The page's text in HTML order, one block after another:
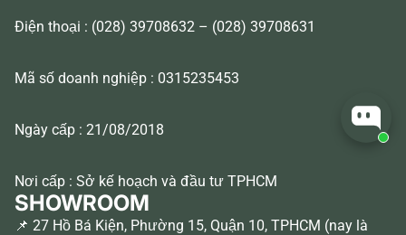
Điện thoại : (028) 39708632 – (028) 39708631
Mã số doanh nghiệp : 0315235453
Ngày cấp : 21/08/2018
Nơi cấp : Sở kế hoạch và đầu tư TPHCM
SHOWROOM
📌 27 Hồ Bá Kiện, Phường 15, Quận 10, TPHCM (nay là